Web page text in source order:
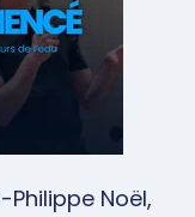
Noël,